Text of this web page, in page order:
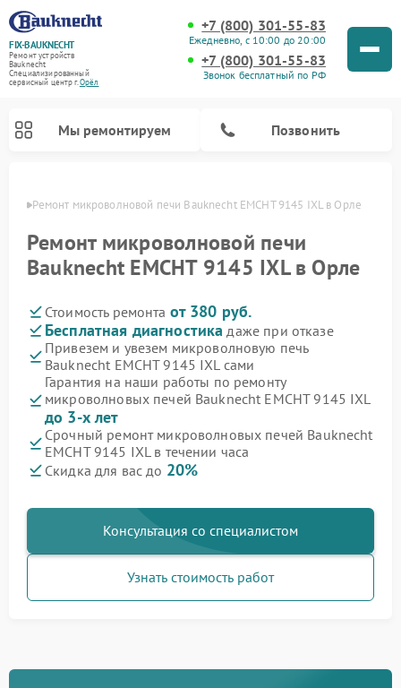
FIX-BAUKNECHT
Ремонт устройств
Bauknecht
Специализированный
cервисный центр г.Орёл
+7 (800) 301-55-83
Ежедневно, с 10:00 до 20:00
+7 (800) 301-55-83
Звонок бесплатный по РФ
Мы ремонтируем Позвонить
Ремонт микроволновой печи Bauknecht EMCHT 9145 IXL в Орле
Ремонт микроволновой печи
Bauknecht EMCHT 9145 IXL в Орле
Стоимость ремонта от 380 руб.
Бесплатная диагностика даже при отказе
Привезем и увезем микроволновую печь
Bauknecht EMCHT 9145 IXL сами
Гарантия на наши работы по ремонту
микроволновых печей Bauknecht EMCHT 9145 IXL
до 3-х лет
Срочный ремонт микроволновых печей Bauknecht
EMCHT 9145 IXL в течении часа
Скидка для вас до 20%
Консультация со специалистом
Узнать стоимость работ